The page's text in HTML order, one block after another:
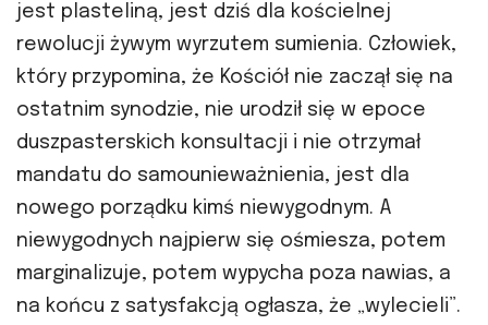
jest plasteliną, jest dziś dla kościelnej
rewolucji żywym wyrzutem sumienia. Człowiek,
który przypomina, że Kościół nie zaczął się na
ostatnim synodzie, nie urodził się w epoce
duszpasterskich konsultacji i nie otrzymał
mandatu do samounieważnienia, jest dla
nowego porządku kimś niewygodnym. A
niewygodnych najpierw się ośmiesza, potem
marginalizuje, potem wypycha poza nawias, a
na końcu z satysfakcją ogłasza, że „wylecieli”.